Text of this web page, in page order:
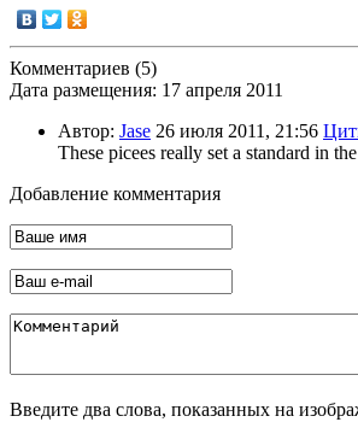
Комментариев (5)
Дата размещения: 17 апреля 2011
Автор: Jase 26 июля 2011, 21:56
These picees really set a standard in
Добавление комментария
Введите два слова, показанных на